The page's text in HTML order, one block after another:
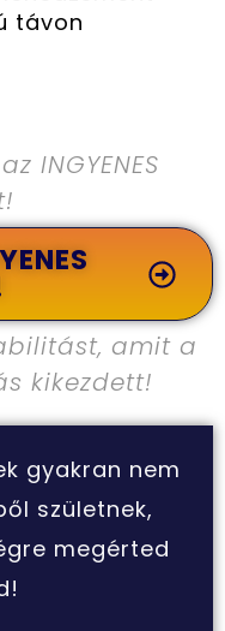
távon
INGYENES
amit a
kikezdett!
gyakran nem
születnek,
megérted